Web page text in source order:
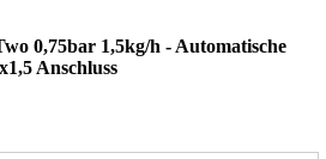
0,75bar 1,5kg/h - Automatische
Anschluss